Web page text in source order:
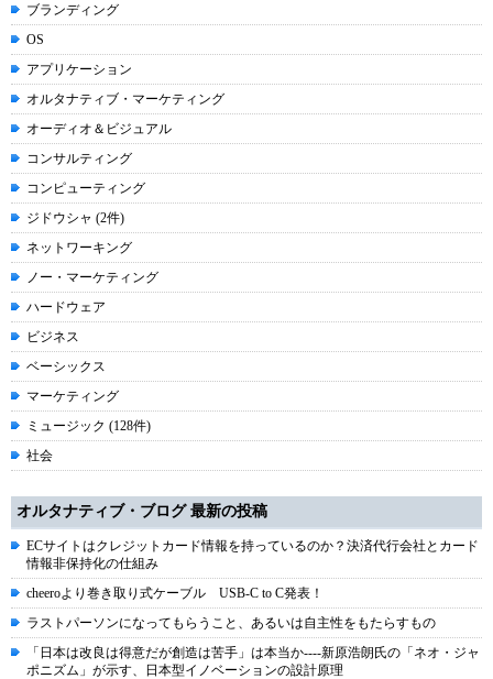
ブランディング
OS
アプリケーション
オルタナティブ・マーケティング
オーディオ＆ビジュアル
コンサルティング
コンピューティング
ジドウシャ (2件)
ネットワーキング
ノー・マーケティング
ハードウェア
ビジネス
ベーシックス
マーケティング
ミュージック (128件)
社会
オルタナティブ・ブログ 最新の投稿
ECサイトはクレジットカード情報を持っているのか？決済代行会社とカード
情報非保持化の仕組み
cheeroより巻き取り式ケーブル USB-C to C発表！
ラストパーソンになってもらうこと、あるいは自主性をもたらすもの
「日本は改良は得意だが創造は苦手」は本当か----新原浩朗氏の「ネオ・ジャ
ポニズム」が示す、日本型イノベーションの設計原理